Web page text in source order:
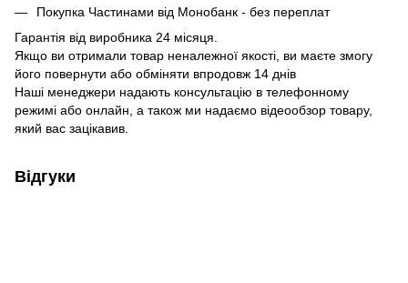
Покупка Частинами від Монобанк - без переплат
Гарантія від виробника 24 місяця.
Якщо ви отримали товар неналежної якості, ви маєте змогу
його повернути або обміняти впродовж 14 днів
Наші менеджери надають консультацію в телефонному
режимі або онлайн, а також ми надаємо відеообзор товару,
який вас зацікавив.
Відгуки